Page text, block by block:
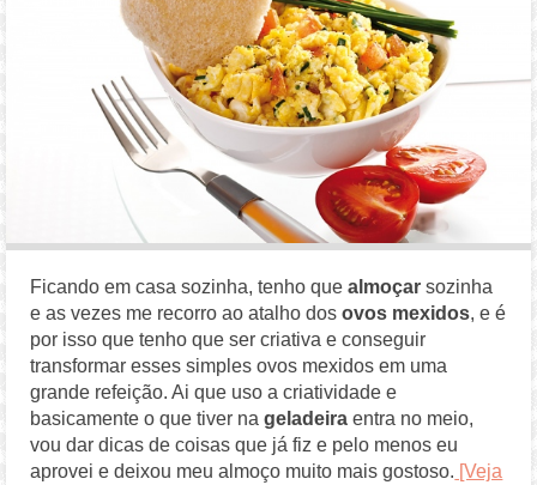
Ficando em casa sozinha, tenho quealmoçar sozinha
e as vezes me recorro ao atalho dosovos mexidos, e é
por isso que tenho que ser criativa e conseguir
transformar esses simples ovos mexidos em uma
grande refeição. Ai que uso a criatividade e
basicamente o que tiver nageladeira entra no meio,
vou dar dicas de coisas que já fiz e pelo menos eu
aprovei e deixou meu almoço muito mais gostoso. [Veja